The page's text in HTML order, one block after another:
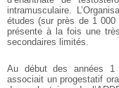
intramusculaire.
études (sur près de 1
présente à la fois une
secondaires limités.
Au début des années 1
associait un progestatif